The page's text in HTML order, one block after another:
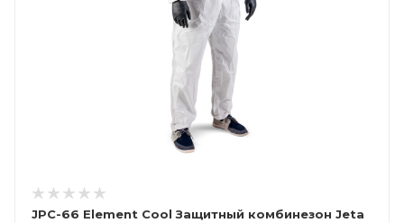
JPC-66 Element Cool Защитный комбинезон Jeta